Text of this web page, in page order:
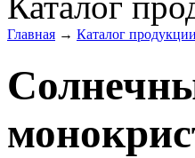
Главная → Каталог продукции